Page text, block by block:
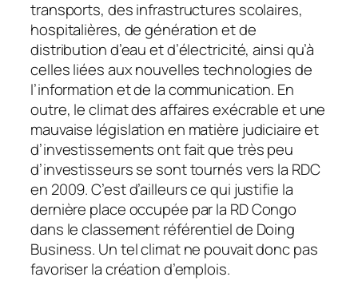
transports, des infrastructures scolaires,
hospitalières, de génération et de
distribution d’eau et d’électricité, ainsi qu’à
celles liées aux nouvelles technologies de
l’information et de la communication. En
outre, le climat des affaires exécrable et une
mauvaise législation en matière judiciaire et
d’investissements ont fait que très peu
d’investisseurs se sont tournés vers la RDC
en 2009. C’est d’ailleurs ce qui justifie la
dernière place occupée par la RD Congo
dans le classement référentiel de Doing
Business. Un tel climat ne pouvait donc pas
favoriser la création d’emplois.